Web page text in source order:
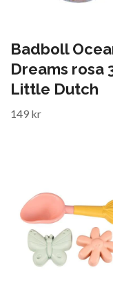
Badboll
Dreams rosa
Little Dutch
149 kr